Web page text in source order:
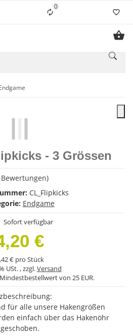
0Liste ist leer
- 3 Grössen
Bewertungen)
CL_Flipkicks
Endgame
Sofort verfügbar
€
€ pro Stück
USt. , zzgl.Versand
von 25 EUR.
für alle unsere Hakengrößen
einfach über das Hakenöhr
geschoben.